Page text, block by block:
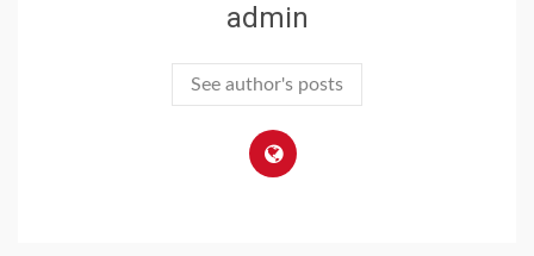
admin
See author's posts